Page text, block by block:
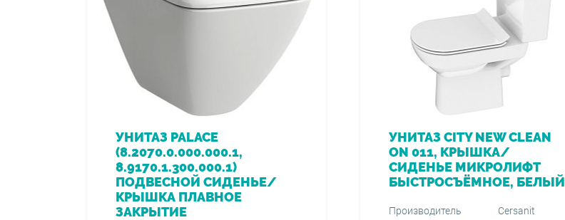
УНИТАЗ PALACE
(8.2070.0.000.000.1,
8.9170.1.300.000.1)
ПОДВЕСНОЙ СИДЕНЬЕ/
КРЫШКА ПЛАВНОЕ
ЗАКРЫТИЕ
УНИТАЗ CITY NEW CLEAN
ON 011, КРЫШКА/
СИДЕНЬЕ МИКРОЛИФТ
БЫСТРОСЪЁМНОЕ, БЕЛЫЙ
Производитель
Cersanit